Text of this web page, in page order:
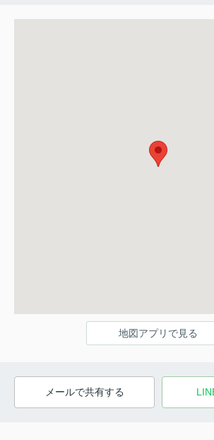
地図アプリで見る
メールで共有する